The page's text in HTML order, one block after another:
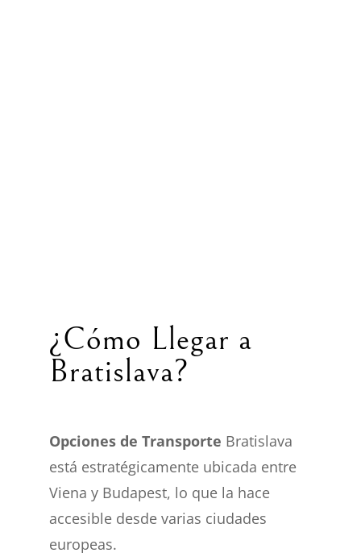
¿Cómo Llegar a
Bratislava?
Opciones de Transporte Bratislava
está estratégicamente ubicada entre
Viena y Budapest, lo que la hace
accesible desde varias ciudades
europeas.